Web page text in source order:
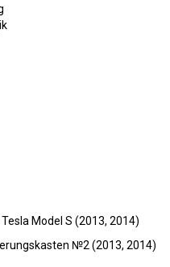
№2 (2013, 2014)